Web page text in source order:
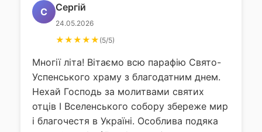
С Сергій
24.05.2026
★★★★★ (5/5)
Многії літа! Вітаємо всю парафію Свято-
Успенського храму з благодатним днем.
Нехай Господь за молитвами святих
отців І Вселенського собору збереже мир
і благочестя в Україні. Особлива подяка